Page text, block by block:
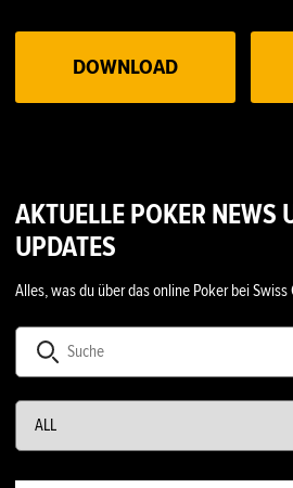
DOWNLOAD
AKTUELLE POKER NEWS
UPDATES
Alles, was du über das online Poker bei